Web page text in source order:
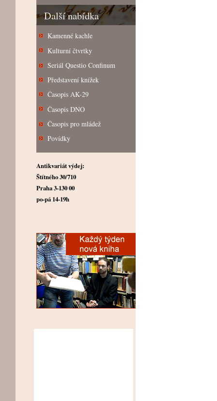
Další nabídka
Kamenné kachle
Kulturní čtvrtky
Seriál Questio Confinum
Představení knížek
Časopis AK-29
Časopis DNO
Časopis pro mládež
Povídky
Antikvariát výdej:
Štítného 30/710
Praha 3-130 00
po-pá 14-19h